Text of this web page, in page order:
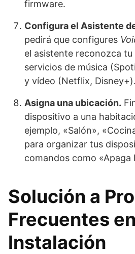
firmware.
Configura el Asistente
pedirá que configures
el asistente reconozca
servicios de música
y vídeo (Netflix, Disney+).
Asigna una ubicación.
dispositivo a una
ejemplo, «Salón»,
para organizar tus
comandos como «Apaga
Solución a
Frecuentes
Instalación